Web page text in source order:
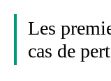
Les
cas de